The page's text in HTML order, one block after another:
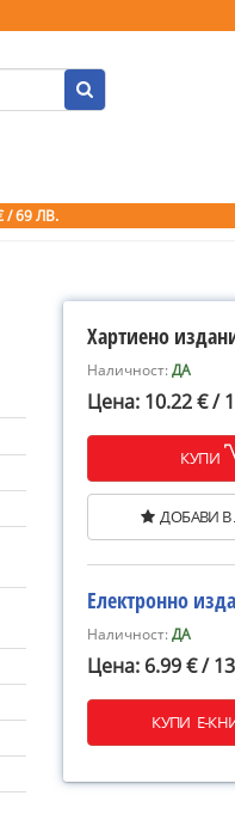
/ 69 ЛВ.
Хартиено
Наличност:ДА
Цена: 10.22 € /
КУПИ
ДОБАВИ
Електронно
Наличност:ДА
Цена: 6.99 € /
КУПИ Е-